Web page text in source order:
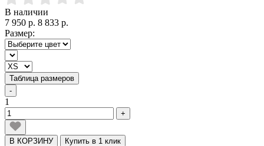
В наличии
7 950 р. 8 833 р.
Размер:
Таблица размеров
-
1
+
В КОРЗИНУ Купить в 1 клик